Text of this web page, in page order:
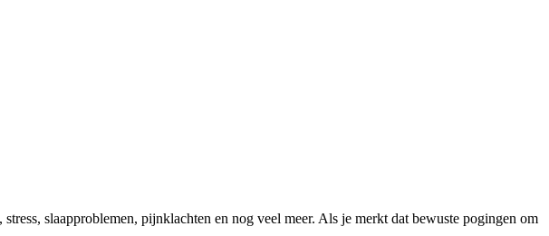
slaapproblemen, pijnklachten en nog veel meer. Als je merkt dat bewuste pogingen om